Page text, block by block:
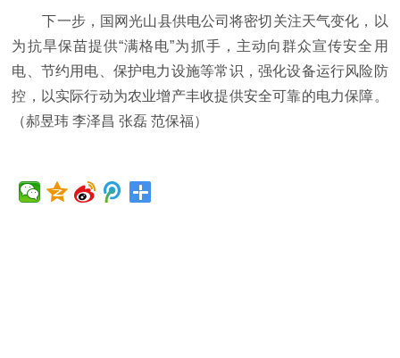
下一步，国网光山县供电公司将密切关注天气变化，以
为抗旱保苗提供“满格电”为抓手，主动向群众宣传安全用
电、节约用电、保护电力设施等常识，强化设备运行风险防
控，以实际行动为农业增产丰收提供安全可靠的电力保障。
（郝昱玮 李泽昌 张磊 范保福）